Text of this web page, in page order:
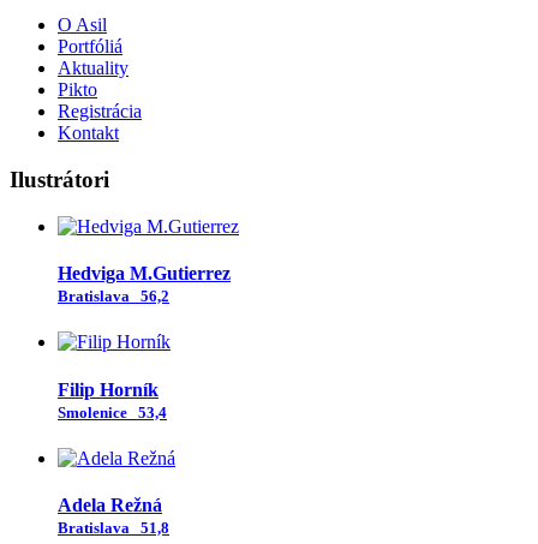
O Asil
Portfóliá
Aktuality
Pikto
Registrácia
Kontakt
Ilustrátori
Hedviga M.Gutierrez
Bratislava 56,2
Filip Horník
Smolenice 53,4
Adela Režná
Bratislava 51,8